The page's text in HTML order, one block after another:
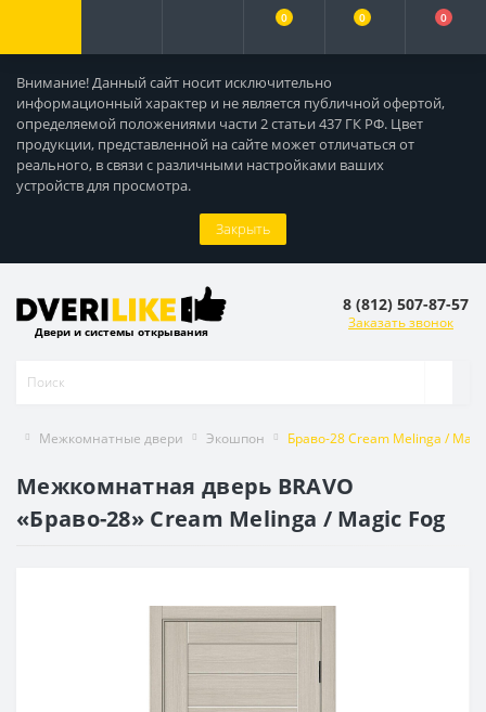
Внимание! Данный сайт носит исключительно
информационный характер и не является публичной офертой,
определяемой положениями части 2 статьи 437 ГК РФ. Цвет
продукции, представленной на сайте может отличаться от
реального, в связи с различными настройками ваших
устройств для просмотра.
Закрыть
0 0 0
Двери и системы открывания
8 (812) 507-87-57
Заказать звонок
Межкомнатные двери Экошпон Браво-28 Cream Melinga /
Межкомнатная дверь BRAVO
«Браво-28» Cream Melinga / Magic Fog